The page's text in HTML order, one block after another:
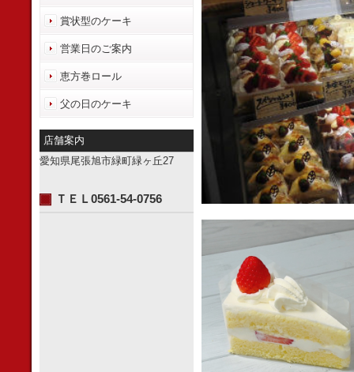
賞状型のケーキ
営業日のご案内
恵方巻ロール
父の日のケーキ
店舗案内
愛知県尾張旭市緑町緑ヶ丘27
ＴＥＬ0561-54-0756